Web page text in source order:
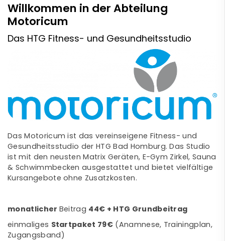
Willkommen in der Abteilung
Motoricum
Das HTG Fitness- und Gesundheitsstudio
Das Motoricum ist das vereinseigene Fitness- und
Gesundheitsstudio der HTG Bad Homburg. Das Studio
ist mit den neusten Matrix Geräten, E-Gym Zirkel, Sauna
& Schwimmbecken ausgestattet und bietet vielfältige
Kursangebote ohne Zusatzkosten.
monatlicher Beitrag 44€ + HTG Grundbeitrag
einmaliges Startpaket 79€ (Anamnese, Trainingplan,
Zugangsband)